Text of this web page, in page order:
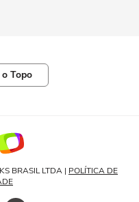
Topo
BRASIL LTDA | POLÍTICA DE